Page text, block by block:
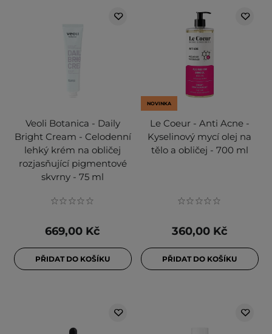
Veoli Botanica - Daily
Bright Cream - Celodenní
lehký krém na obličej
rozjasňující pigmentové
skvrny - 75 ml
669,00 Kč
PŘIDAT DO KOŠÍKU
NOVINKA
Le Coeur - Anti Acne -
Kyselinový mycí olej na
tělo a obličej - 700 ml
360,00 Kč
PŘIDAT DO KOŠÍKU